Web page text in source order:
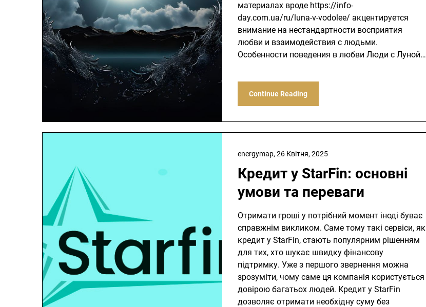
материалах вроде https://info-
day.com.ua/ru/luna-v-vodolee/ акцентируется
внимание на нестандартности восприятия
любви и взаимодействия с людьми.
Особенности поведения в любви Люди с Луной…
Continue Reading
Кредит у StarFin: основні
умови та переваги
energymap, 26 Квітня, 2025
Отримати гроші у потрібний момент іноді буває
справжнім викликом. Саме тому такі сервіси, як
кредит у StarFin, стають популярним рішенням
для тих, хто шукає швидку фінансову
підтримку. Уже з першого звернення можна
зрозуміти, чому саме ця компанія користується
довірою багатьох людей. Кредит у StarFin
дозволяє отримати необхідну суму без